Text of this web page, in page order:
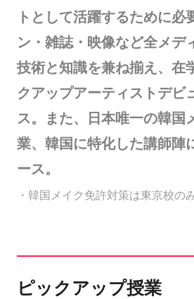
トとして活躍するために必
ン・雑誌・映像など全メデ
技術と知識を兼ね揃え、在
クアップアーティストデビ
ス。また、日本唯一の韓国
業、韓国に特化した講師陣
ース。
・韓国メイク免許対策は東京校の
ピックアップ授業